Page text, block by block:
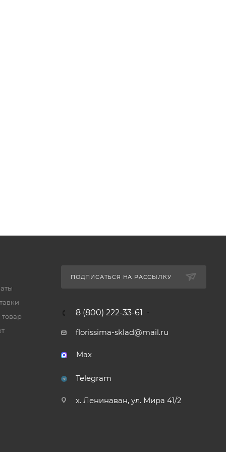
ПОДПИСАТЬСЯ НА РАССЫЛКУ
8 (800) 222-33-61
florissima-sklad@mail.ru
Max
Telegram
х. Ленинаван, ул. Мира 41/2